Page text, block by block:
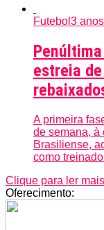
Futebol 3
estreia
A primeira
de semana, à
Brasiliense,
como
Clique para ler
Oferecimento: